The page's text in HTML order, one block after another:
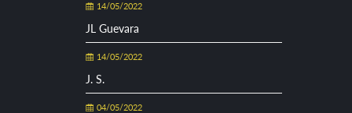
14/05/2022
JL Guevara
14/05/2022
J. S.
04/05/2022